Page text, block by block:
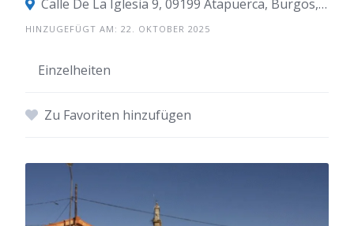
Calle De La Iglesia 9, 09199 Atapuerca, Burgos, Spanien
HINZUGEFÜGT AM: 22. OKTOBER 2025
Einzelheiten
Zu Favoriten hinzufügen